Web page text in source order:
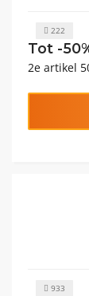
222
Tot -
2e artikel
933